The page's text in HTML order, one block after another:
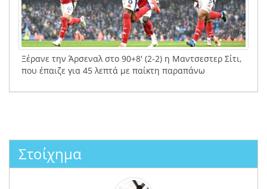
Ξέρανε την Άρσεναλ στο 90+8′ (2-2) η Μαντσεστερ Σίτι,
που έπαιζε για 45 λεπτά με παίκτη παραπάνω
Στοίχημα